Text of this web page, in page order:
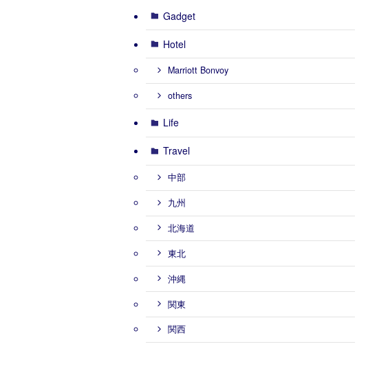
Gadget
Hotel
Marriott Bonvoy
others
Life
Travel
中部
九州
北海道
東北
沖縄
関東
関西